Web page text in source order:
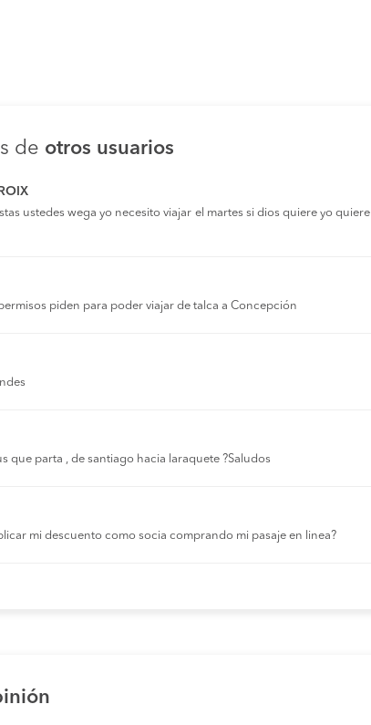
de otros usuarios
ustedes wega yo necesito viajar el martes si dios quiere yo
piden para poder viajar de talca a Concepción
que parta , de santiago hacia laraquete ?Saludos
mi descuento como socia comprando mi pasaje en linea?